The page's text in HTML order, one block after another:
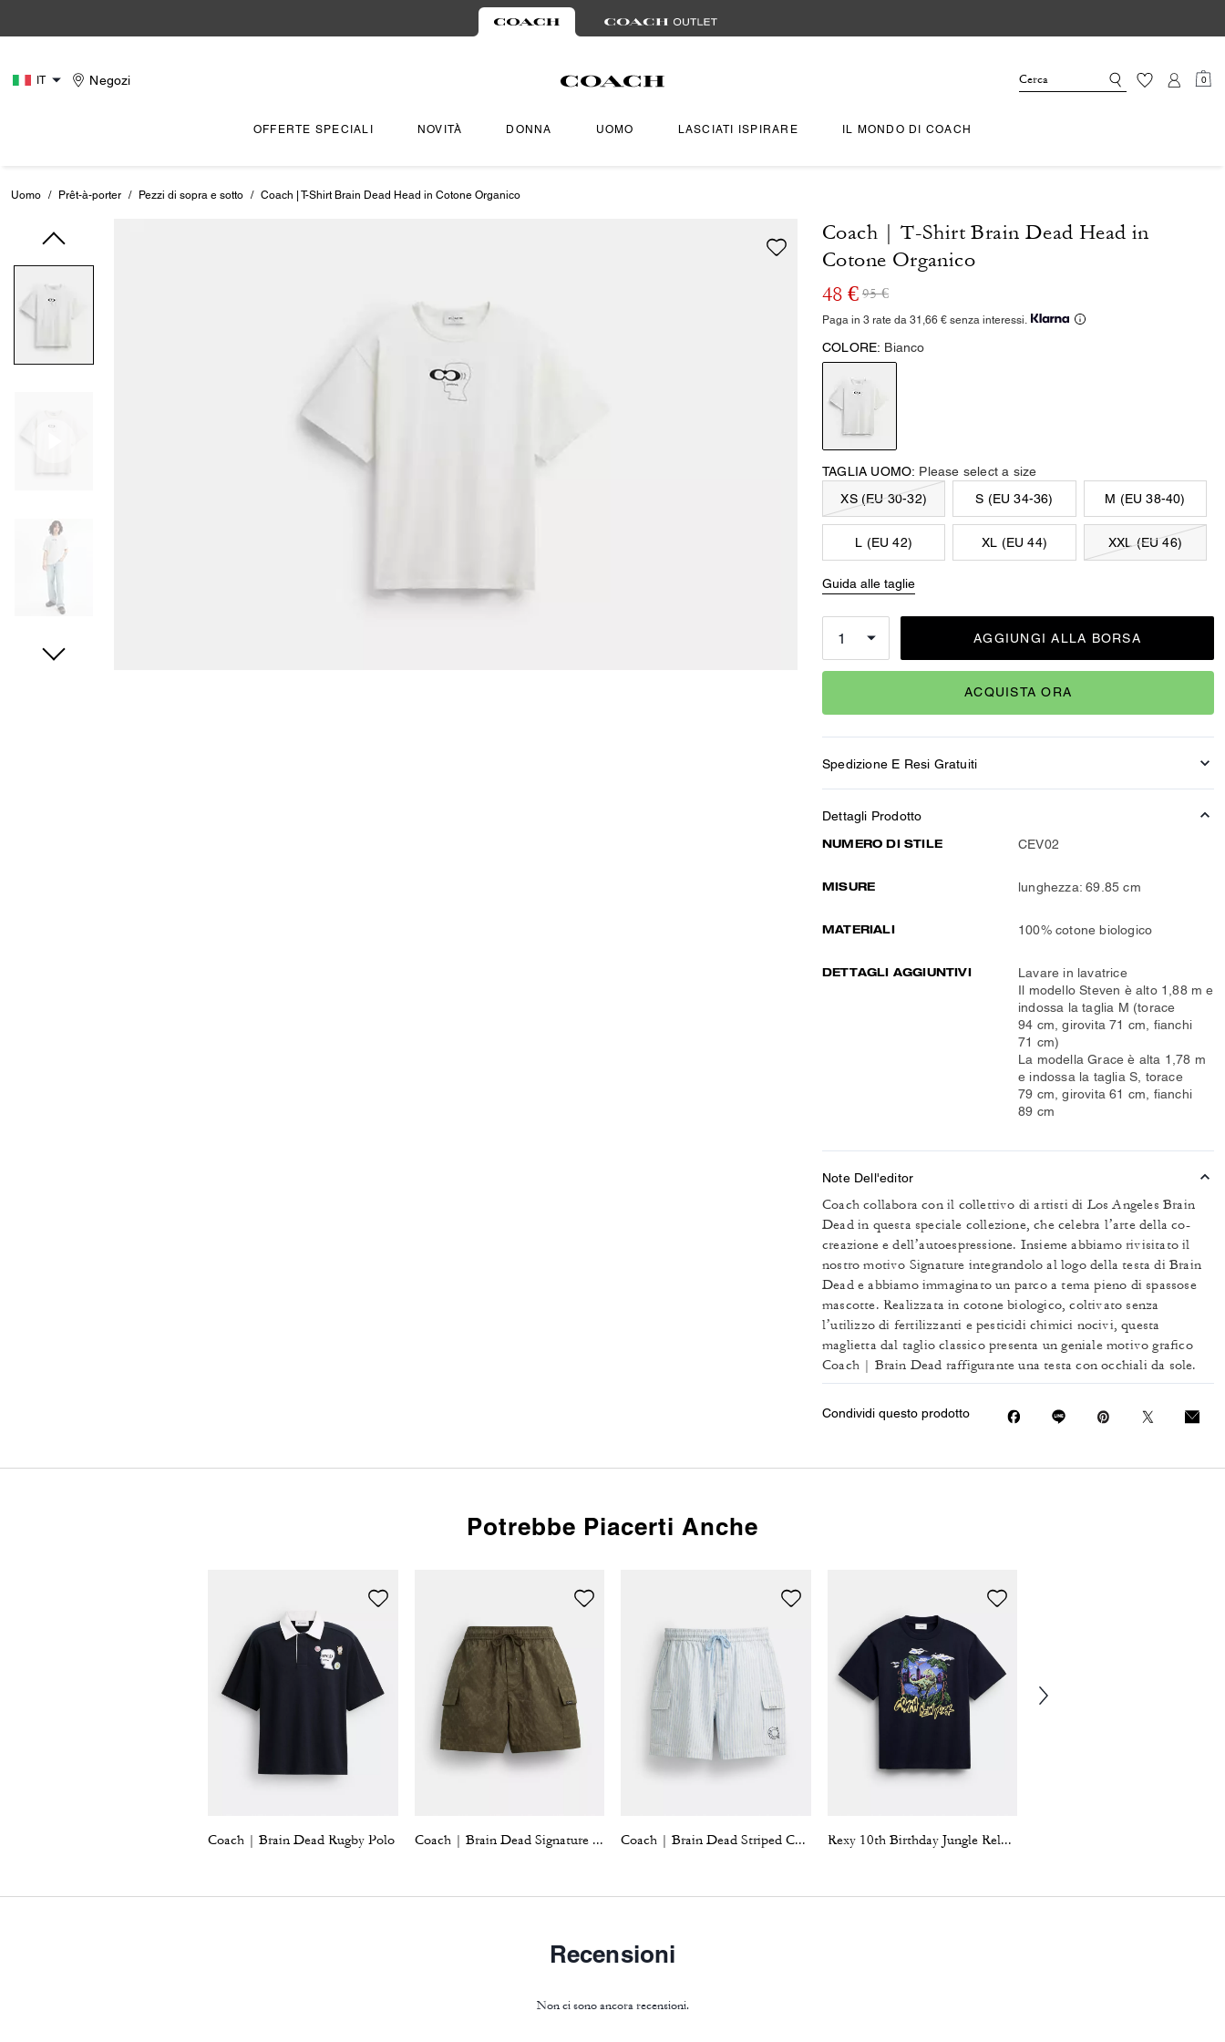
IT Negozi 0
OFFERTE SPECIALI NOVITÀ DONNA UOMO LASCIATI ISPIRARE IL MONDO DI COACH
Uomo / Prêt-à-porter / Pezzi di sopra e sotto / Coach | T-Shirt Brain Dead Head in Cotone Organico
Coach | T-Shirt Brain Dead Head in
Cotone Organico
48 € 95 €
Paga in 3 rate da 31,66 € senza interessi.
COLORE: Bianco
TAGLIA UOMO: Please select a size
XS (EU 30-32)
S (EU 34-36) M (EU 38-40)
L (EU 42) XL (EU 44) XXL (EU 46)
Guida alle taglie
AGGIUNGI ALLA BORSA
ACQUISTA ORA
Spedizione E Resi Gratuiti
Dettagli Prodotto
NUMERO DI STILE
CEV02
MISURE lunghezza: 69.85 cm
MATERIALI 100% cotone biologico
DETTAGLI AGGIUNTIVI
Lavare in lavatrice
Il modello Steven è alto 1,88 m e
indossa la taglia M (torace
94 cm, girovita 71 cm, fianchi
71 cm)
La modella Grace è alta 1,78 m
e indossa la taglia S, torace
79 cm, girovita 61 cm, fianchi
89 cm
Note Dell'editor
Coach collabora con il collettivo di artisti di Los Angeles Brain
Dead in questa speciale collezione, che celebra l’arte della co-
creazione e dell’autoespressione. Insieme abbiamo rivisitato il
nostro motivo Signature integrandolo al logo della testa di Brain
Dead e abbiamo immaginato un parco a tema pieno di spassose
mascotte. Realizzata in cotone biologico, coltivato senza
l’utilizzo di fertilizzanti e pesticidi chimici nocivi, questa
maglietta dal taglio classico presenta un geniale motivo grafico
Coach | Brain Dead raffigurante una testa con occhiali da sole.
Condividi questo prodotto
Potrebbe Piacerti Anche
Coach | Brain Dead Rugby Polo Coach | Brain Dead Signature Camp Shorts Coach | Brain Dead Striped Camp Shorts Rexy 10th Birthday Jungle Relaxed T-Shirt In Organic Cotton
Recensioni
Non ci sono ancora recensioni.